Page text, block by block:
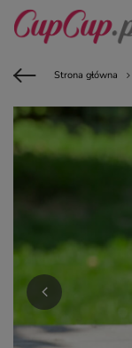
Strona główna